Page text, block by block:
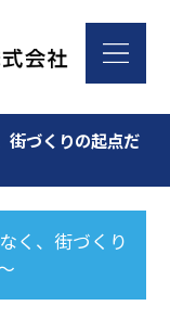
街づくりの起点だ
く、街づくり